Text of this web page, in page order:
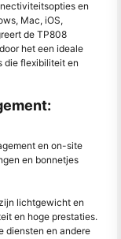
en
Mac, iOS,
de TP808
het een ideale
die flexibiliteit en
en on-site
en bonnetjes
lichtgewicht en
en hoge prestaties.
diensten en andere